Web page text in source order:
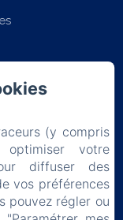
22 22
(y compris
votre
diffuser des
vos préférences
pouvez régler ou